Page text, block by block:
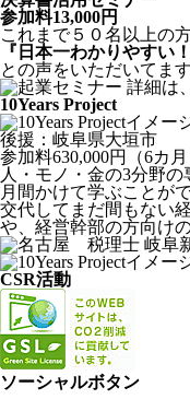
参加料13,000円
これまで５０名以上の
『日本一わかりやすい！
との声をいただいてます
詳細は
10Years Project
後援：岐阜県大垣市
参加料630,000円（6カ月
人・モノ・金の3分野
月間かけて学ぶことが
交代してまだ間もない
や、経営幹部の方向け
岐阜
CSR活動
ソーシャルボタン